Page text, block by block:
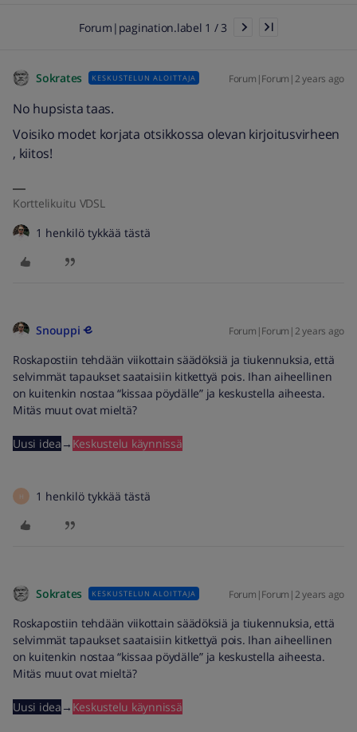
Forum|pagination.label 1 / 3
Sokrates KESKUSTELUN ALOITTAJA Forum|Forum|2 years ago
No hupsista taas.
Voisiko modet korjata otsikkossa olevan kirjoitusvirheen
, kiitos!
Korttelikuitu VDSL
1 henkilö tykkää tästä
Snouppi Forum|Forum|2 years ago
Roskapostiin tehdään viikottain säädöksiä ja tiukennuksia, että
selvimmät tapaukset saataisiin kitkettyä pois. Ihan aiheellinen
on kuitenkin nostaa “kissaa pöydälle” ja keskustella aiheesta.
Mitäs muut ovat mieltä?
Uusi idea → Keskustelu käynnissä
H 1 henkilö tykkää tästä
Sokrates KESKUSTELUN ALOITTAJA Forum|Forum|2 years ago
Roskapostiin tehdään viikottain säädöksiä ja tiukennuksia, että
selvimmät tapaukset saataisiin kitkettyä pois. Ihan aiheellinen
on kuitenkin nostaa “kissaa pöydälle” ja keskustella aiheesta.
Mitäs muut ovat mieltä?
Uusi idea → Keskustelu käynnissä